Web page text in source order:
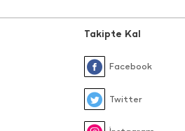
Takipte Kal
Facebook
Twitter